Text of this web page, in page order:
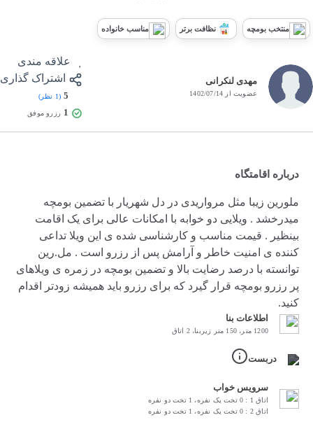
منتخب بومچه نظافت برتر مناسب خانواده
مهدی لنکرانی
عضویت از 1402/07/14
اشتراک گذاری
5 (1 نظر)
1 رزرو موفق
درباره اقامتگاه
ملورین زیبا مثل مرواریدی در دل شهریار با تضمین بومچه
میدرخشد . ویلایی دو خوابه با امکانات عالی برای یک اقامت
بینظیر . قیمت مناسب و کارشناسی شده ی این ویلا تداعی
کننده ی امنیت خاطر و آرامش پس از رزرو است . مل.رین
توانسته با درصد رضایت بالا و تضمین بومچه در زمره ی ویلاهای
پر رزرو بومچه قرار گیرد که برای رزرو باید همیشه زودتر اقدام
کنید.
اطلاعات بنا
1200 متر، 150 متر زیربنا، 2 اتاق
دربست
سرویس خواب
اتاق 1 : 0 تخت یک نفره، 1 تخت دو نفره
اتاق 2 : 0 تخت یک نفره، 1 تخت دو نفره